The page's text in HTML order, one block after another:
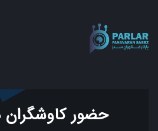
حضور کاوشگران